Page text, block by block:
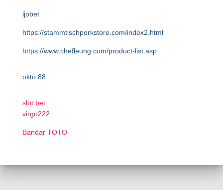
ijobet
https://stammtischporkstore.com/index2.html
https://www.chefleung.com/product-list.asp
okto 88
slot bet
virgo222
Bandar TOTO